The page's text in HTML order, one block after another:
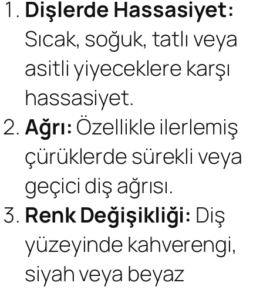
Dişlerde Hassasiyet:
Sıcak, soğuk, tatlı veya
asitli yiyeceklere karşı
hassasiyet.
Ağrı: Özellikle ilerlemiş
çürüklerde sürekli veya
geçici diş ağrısı.
Renk Değişikliği: Diş
yüzeyinde kahverengi,
siyah veya beyaz